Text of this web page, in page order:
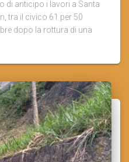
di anticipo i lavori a Santa
tra il civico 61 per 50
dopo la rottura di una